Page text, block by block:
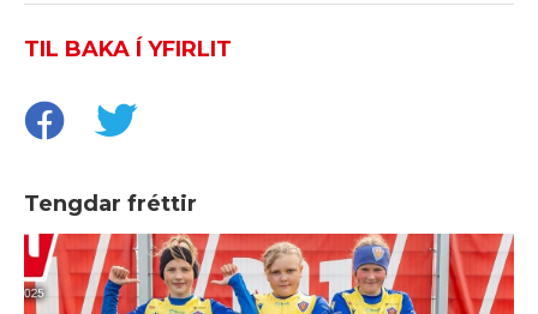
TIL BAKA Í YFIRLIT
Tengdar fréttir